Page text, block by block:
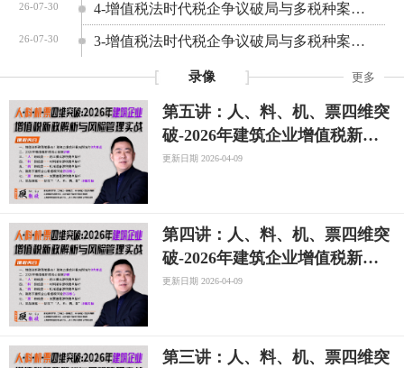
26-07-30 4-增值税法时代税企争议破局与多税种案例实战研修营
26-07-30 3-增值税法时代税企争议破局与多税种案例实战研修营
录像 更多
第五讲：人、料、机、票四维突
破-2026年建筑企业增值税新政
解析与风险管理实战专题
更新日期 2026-04-09
第四讲：人、料、机、票四维突
破-2026年建筑企业增值税新政
解析与风险管理实战专题
更新日期 2026-04-09
第三讲：人、料、机、票四维突